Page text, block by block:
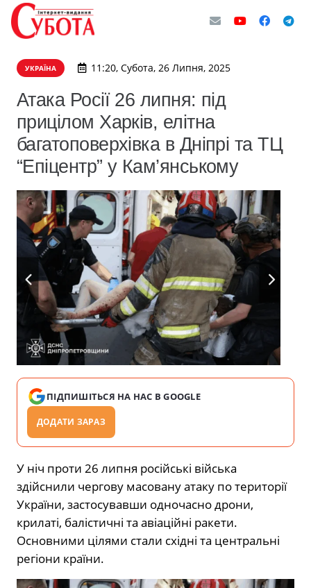
УКРАЇНА 11:20, Субота, 26 Липня, 2025
Атака Росії 26 липня: під
прицілом Харків, елітна
багатоповерхівка в Дніпрі та ТЦ
“Епіцентр” у Кам’янському
ПІДПИШІТЬСЯ НА НАС В GOOGLE
ДОДАТИ ЗАРАЗ
У ніч проти 26 липня російські війська
здійснили чергову масовану атаку по території
України, застосувавши одночасно дрони,
крилаті, балістичні та авіаційні ракети.
Основними цілями стали східні та центральні
регіони країни.